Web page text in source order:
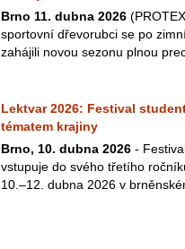
Brno 11. dubna 2026
sportovní dřevorubci se po
zahájili novou sezonu plnou
Lektvar 2026: Festival
tématem krajiny
Brno, 10. dubna 2026 -
vstupuje do svého třetího
10.–12. dubna 2026 v